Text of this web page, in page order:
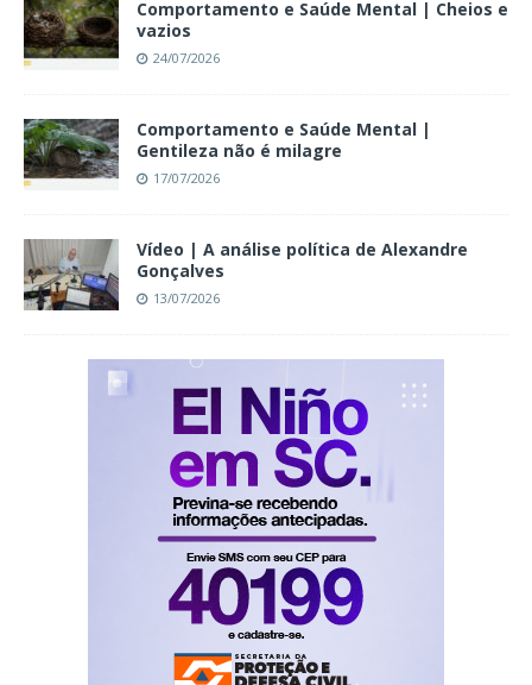
Comportamento e Saúde Mental | Cheios e
vazios
24/07/2026
Comportamento e Saúde Mental |
Gentileza não é milagre
17/07/2026
Vídeo | A análise política de Alexandre
Gonçalves
13/07/2026